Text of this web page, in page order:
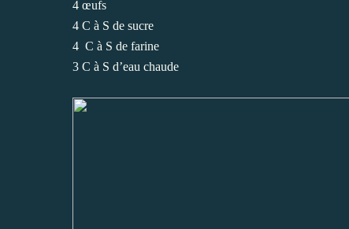
4 œufs
4 C à S de sucre
4 C à S de farine
3 C à S d’eau chaude